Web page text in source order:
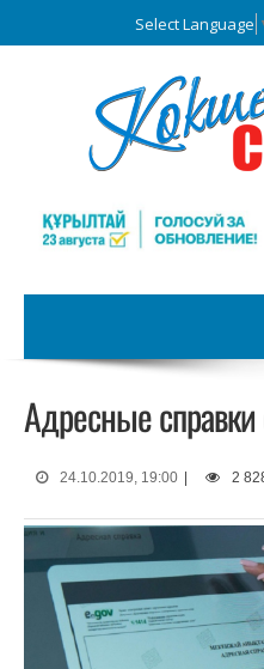
Select Language
Адресные справки
24.10.2019, 19:00 2